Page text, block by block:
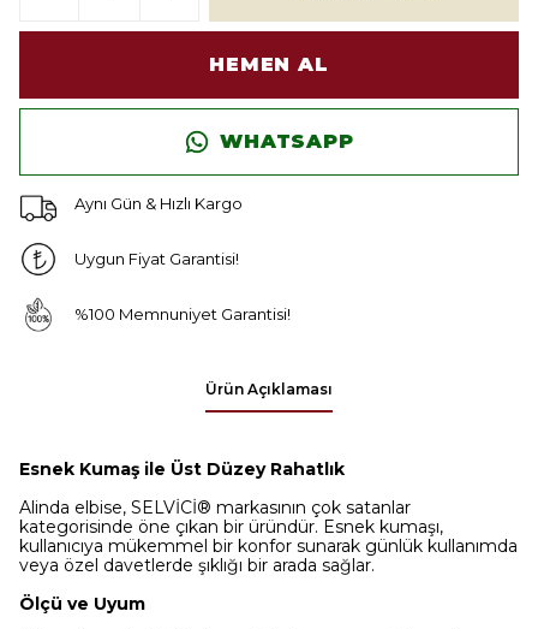
HEMEN AL
WHATSAPP
Aynı Gün & Hızlı Kargo
Uygun Fiyat Garantisi!
%100 Memnuniyet Garantisi!
Ürün Açıklaması
Esnek Kumaş ile Üst Düzey Rahatlık
Alinda elbise, SELVİCİ® markasının çok satanlar
kategorisinde öne çıkan bir üründür. Esnek kumaşı,
kullanıcıya mükemmel bir konfor sunarak günlük kullanımda
veya özel davetlerde şıklığı bir arada sağlar.
Ölçü ve Uyum